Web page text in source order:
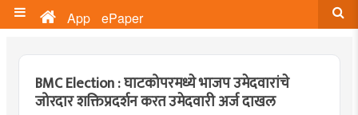
App ePaper
BMC Election : घाटकोपरमध्ये भाजप उमेदवारांचे
जोरदार शक्तिप्रदर्शन करत उमेदवारी अर्ज दाखल